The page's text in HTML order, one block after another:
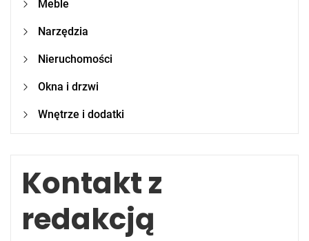
Meble
Narzędzia
Nieruchomości
Okna i drzwi
Wnętrze i dodatki
Kontakt z
redakcją